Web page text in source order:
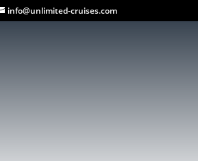
info@unlimited-cruises.com